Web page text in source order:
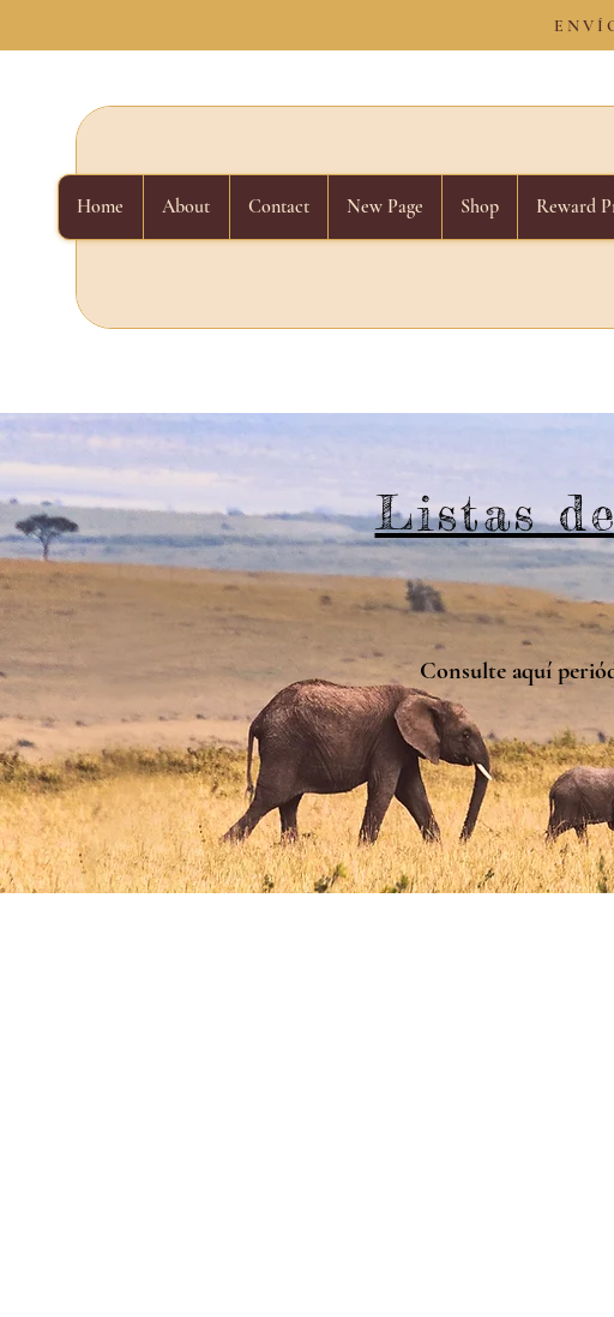
Home About Contact New Page Shop Reward
Listas
Consulte aquí